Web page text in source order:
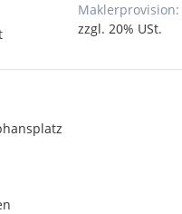
Maklerprovision:
zzgl. 20% USt.